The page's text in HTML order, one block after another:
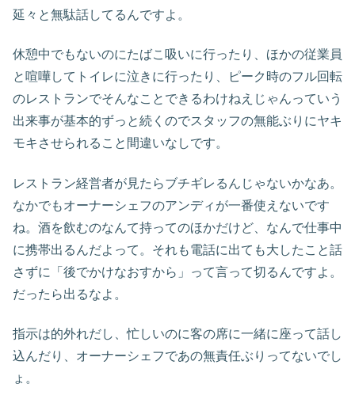
延々と無駄話してるんですよ。
休憩中でもないのにたばこ吸いに行ったり、ほかの従業員
と喧嘩してトイレに泣きに行ったり、ピーク時のフル回転
のレストランでそんなことできるわけねえじゃんっていう
出来事が基本的ずっと続くのでスタッフの無能ぶりにヤキ
モキさせられること間違いなしです。
レストラン経営者が見たらブチギレるんじゃないかなあ。
なかでもオーナーシェフのアンディが一番使えないです
ね。酒を飲むのなんて持ってのほかだけど、なんで仕事中
に携帯出るんだよって。それも電話に出ても大したこと話
さずに「後でかけなおすから」って言って切るんですよ。
だったら出るなよ。
指示は的外れだし、忙しいのに客の席に一緒に座って話し
込んだり、オーナーシェフであの無責任ぶりってないでし
ょ。